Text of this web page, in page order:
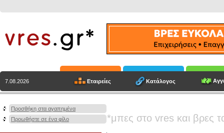
7.08.2026 Εταιρείες Κατάλογος
Προσθήκη στα αγαπημένα
Προωθήστε σε ένα φίλο
*μπες στο vres και βρες